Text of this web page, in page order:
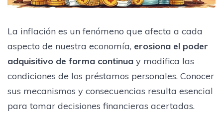
La inflación es un fenómeno que afecta a cada
aspecto de nuestra economía, erosiona el poder
adquisitivo de forma continua y modifica las
condiciones de los préstamos personales. Conocer
sus mecanismos y consecuencias resulta esencial
para tomar decisiones financieras acertadas.